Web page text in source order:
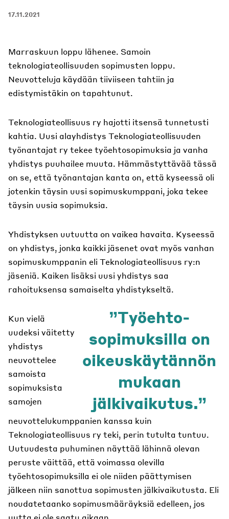
17.11.2021
Marraskuun loppu lähenee. Samoin
teknologiateollisuuden sopimusten loppu.
Neuvotteluja käydään tiiviiseen tahtiin ja
edistymistäkin on tapahtunut.
Teknologiateollisuus ry hajotti itsensä tunnetusti
kahtia. Uusi alayhdistys Teknologiateollisuuden
työnantajat ry tekee työehtosopimuksia ja vanha
yhdistys puuhailee muuta. Hämmästyttävää tässä
on se, että työnantajan kanta on, että kyseessä oli
jotenkin täysin uusi sopimuskumppani, joka tekee
täysin uusia sopimuksia.
Yhdistyksen uutuutta on vaikea havaita. Kyseessä
on yhdistys, jonka kaikki jäsenet ovat myös vanhan
sopimuskumppanin eli Teknologiateollisuus ry:n
jäseniä. Kaiken lisäksi uusi yhdistys saa
rahoituksensa samaiselta yhdistykseltä.
Työehto-
sopimuksilla on
oikeuskäytännön
mukaan
jälkivaikutus.
Kun vielä
uudeksi väitetty
yhdistys
neuvottelee
samoista
sopimuksista
samojen
neuvottelukumppanien kanssa kuin
Teknologiateollisuus ry teki, perin tutulta tuntuu.
Uutuudesta puhuminen näyttää lähinnä olevan
peruste väittää, että voimassa olevilla
työehtosopimuksilla ei ole niiden päättymisen
jälkeen niin sanottua sopimusten jälkivaikutusta. Eli
noudatetaanko sopimusmääräyksiä edelleen, jos